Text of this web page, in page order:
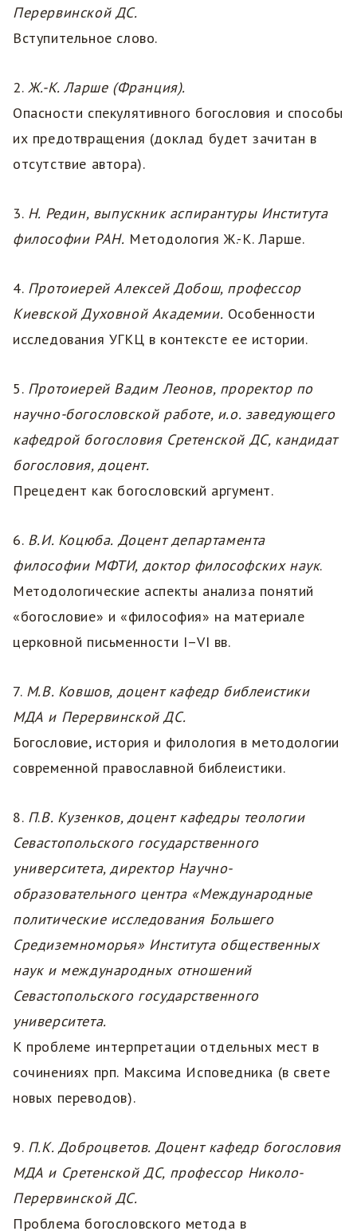
Перервинской ДС.
Вступительное слово.
2. Ж.-К. Ларше (Франция).
Опасности спекулятивного богословия и способы
их предотвращения (доклад будет зачитан в
отсутствие автора).
3. Н. Редин, выпускник аспирантуры Института
философии РАН. Методология Ж.-К. Ларше.
4. Протоиерей Алексей Добош, профессор
Киевской Духовной Академии. Особенности
исследования УГКЦ в контексте ее истории.
5. Протоиерей Вадим Леонов, проректор по
научно-богословской работе, и.о. заведующего
кафедрой богословия Сретенской ДС, кандидат
богословия, доцент.
Прецедент как богословский аргумент.
6. В.И. Коцюба. Доцент департамента
философии МФТИ, доктор философских наук.
Методологические аспекты анализа понятий
«богословие» и «философия» на материале
церковной письменности I–VI вв.
7. М.В. Ковшов, доцент кафедр библеистики
МДА и Перервинской ДС.
Богословие, история и филология в методологии
современной православной библеистики.
8. П.В. Кузенков, доцент кафедры теологии
Севастопольского государственного
университета, директор Научно-
образовательного центра «Международные
политические исследования Большего
Средиземноморья» Института общественных
наук и международных отношений
Севастопольского государственного
университета.
К проблеме интерпретации отдельных мест в
сочинениях прп. Максима Исповедника (в свете
новых переводов).
9. П.К. Доброцветов. Доцент кафедр богословия
МДА и Сретенской ДС, профессор Николо-
Перервинской ДС.
Проблема богословского метода в